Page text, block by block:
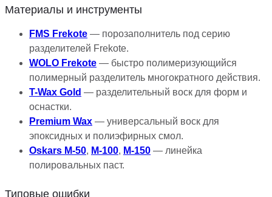
Материалы и инструменты
FMS Frekote — порозаполнитель под серию
разделителей Frekote.
WOLO Frekote — быстро полимеризующийся
полимерный разделитель многократного действия.
T-Wax Gold — разделительный воск для форм и
оснастки.
Premium Wax — универсальный воск для
эпоксидных и полиэфирных смол.
Oskars M-50, M-100, M-150 — линейка
полировальных паст.
Типовые ошибки